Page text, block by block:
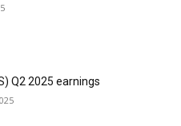
Q2 2025 earnings